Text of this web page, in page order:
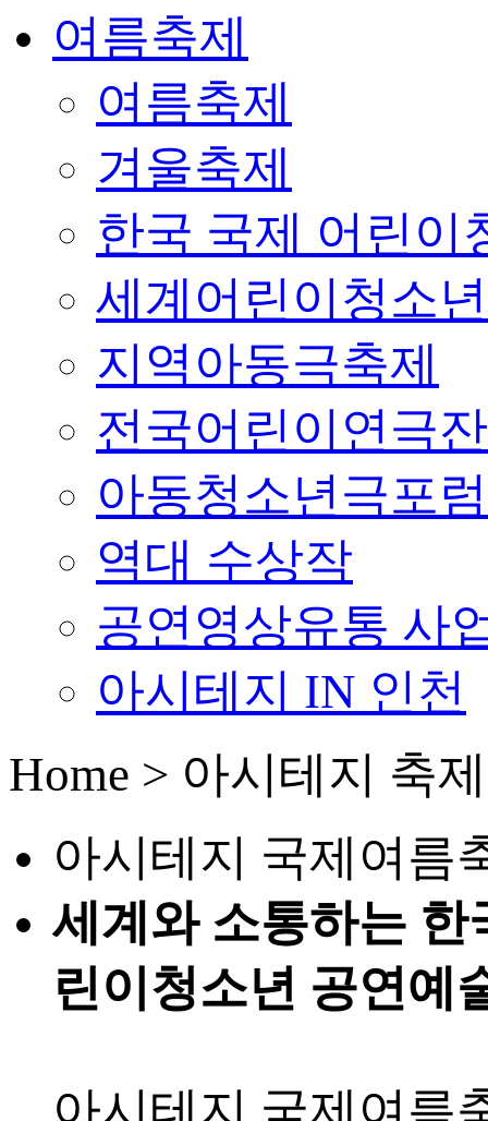
여름축제
여름축제
겨울축제
한국 국제 어린이
세계어린이청소
지역아동극축제
전국어린이연극
아동청소년극포
역대 수상작
공연영상유통 사
아시테지 IN 인천
Home > 아시테지 축
아시테지 국제여름
세계와 소통하는 한
린이청소년 공연예
아시테지 국제여름